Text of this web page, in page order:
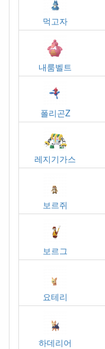
먹고자
내룸벨트
폴리곤Z
레지기가스
보르쥐
보르그
요테리
하데리어